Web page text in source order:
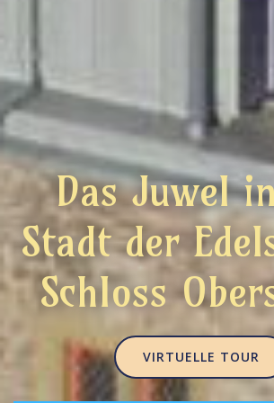
Das Juwel
Stadt der
Schloss
VIRTUELLE TOUR